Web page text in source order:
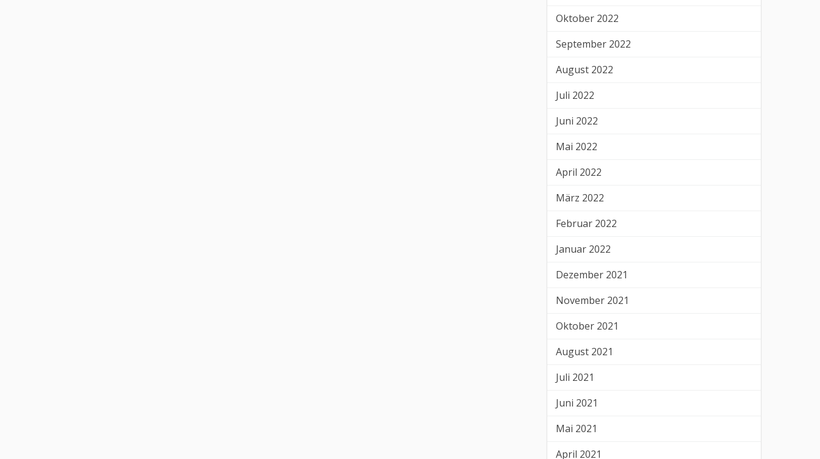
Oktober 2022
September 2022
August 2022
Juli 2022
Juni 2022
Mai 2022
April 2022
März 2022
Februar 2022
Januar 2022
Dezember 2021
November 2021
Oktober 2021
August 2021
Juli 2021
Juni 2021
Mai 2021
April 2021